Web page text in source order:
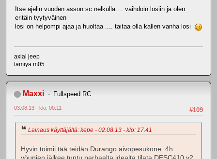
Itse ajelin vuoden asson sc nelkulla ... vaihdoin losiin ja olen
eritäin tyytyväinen
losi on helpompi ajaa ja huoltaa .... taitaa olla kallen vanha losi
axial jeep
tamiya m05
Maxxi Fullspeed RC
#109
03.08.13 - klo: 00.11
Lainaus käyttäjältä: kepe - 02.08.13 - klo: 17.41
Hyvin toimii tää teidän Durango aivopesukone. 4h